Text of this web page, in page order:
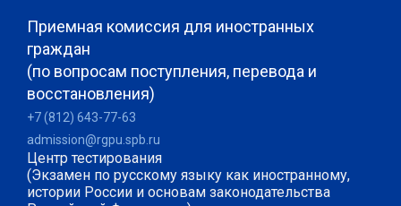
Приемная комиссия для иностранных
граждан
(по вопросам поступления, перевода и
восстановления)
+7 (812) 643-77-63
admission@rgpu.spb.ru
Центр тестирования
(Экзамен по русскому языку как иностранному,
истории России и основам законодательства